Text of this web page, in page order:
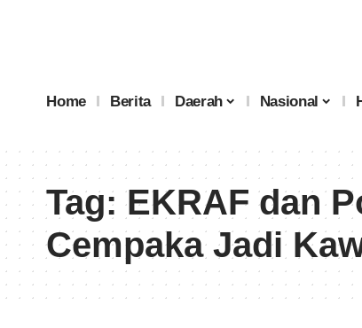
Home Berita Daerah Nasional
Tag:EKRAF dan
Cempaka Jadi